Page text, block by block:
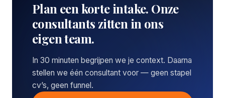
Plan een korte intake. Onze
consultants zitten in ons
eigen team.
In 30 minuten begrijpen we je context. Daarna
stellen we één consultant voor — geen stapel
cv’s, geen funnel.